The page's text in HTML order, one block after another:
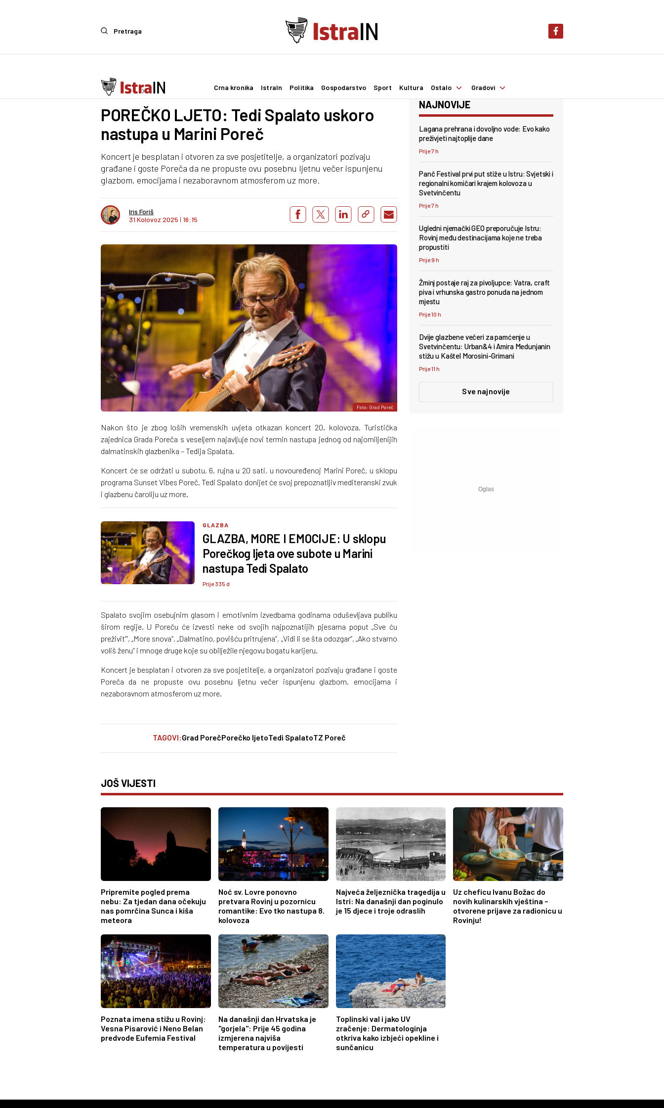
Pretraga
Crna kronika IstraIn Politika Gospodarstvo Sport Kultura Ostalo Gradovi
Ostalo Glazba
POREČKO LJETO: Tedi Spalato uskoro
nastupa u Marini Poreč
Koncert je besplatan i otvoren za sve posjetitelje, a organizatori pozivaju
građane i goste Poreča da ne propuste ovu posebnu ljetnu večer ispunjenu
glazbom, emocijama i nezaboravnom atmosferom uz more.
Iris Foriš
31 Kolovoz 2025 I 16:15
Foto: Grad Poreč
Nakon što je zbog loših vremenskih uvjeta otkazan koncert 20. kolovoza, Turistička
zajednica Grada Poreča s veseljem najavljuje novi termin nastupa jednog od najomiljenijih
dalmatinskih glazbenika – Tedija Spalata.
Koncert će se održati u subotu, 6. rujna u 20 sati, u novouređenoj Marini Poreč, u sklopu
programa Sunset Vibes Poreč. Tedi Spalato donijet će svoj prepoznatljiv mediteranski zvuk
i glazbenu čaroliju uz more.
GLAZBA
GLAZBA, MORE I EMOCIJE: U sklopu
Porečkog ljeta ove subote u Marini
nastupa Tedi Spalato
Prije 335 d
Spalato svojim osebujnim glasom i emotivnim izvedbama godinama oduševljava publiku
širom regije. U Poreču će izvesti neke od svojih najpoznatijih pjesama poput „Sve ću
preživit’“, „More snova“, „Dalmatino, povišću pritrujena“, „Vidi li se šta odozgar“, „Ako stvarno
voliš ženu“ i mnoge druge koje su obilježile njegovu bogatu karijeru.
Koncert je besplatan i otvoren za sve posjetitelje, a organizatori pozivaju građane i goste
Poreča da ne propuste ovu posebnu ljetnu večer ispunjenu glazbom, emocijama i
nezaboravnom atmosferom uz more.
TAGOVI:Grad PorečPorečko ljetoTedi SpalatoTZ Poreč
NAJNOVIJE
Lagana prehrana i dovoljno vode: Evo kako
preživjeti najtoplije dane
Prije 7 h
Panč Festival prvi put stiže u Istru: Svjetski i
regionalni komičari krajem kolovoza u
Svetvinčentu
Prije 7 h
Ugledni njemački GEO preporučuje Istru:
Rovinj među destinacijama koje ne treba
propustiti
Prije 9 h
Žminj postaje raj za pivoljupce: Vatra, craft
piva i vrhunska gastro ponuda na jednom
mjestu
Prije 10 h
Dvije glazbene večeri za pamćenje u
Svetvinčentu: Urban&4 i Amira Medunjanin
stižu u Kaštel Morosini-Grimani
Prije 11 h
Sve najnovije
JOŠ VIJESTI
Pripremite pogled prema
nebu: Za tjedan dana očekuju
nas pomrčina Sunca i kiša
meteora
Noć sv. Lovre ponovno
pretvara Rovinj u pozornicu
romantike: Evo tko nastupa 8.
kolovoza
Najveća željeznička tragedija u
Istri: Na današnji dan poginulo
je 15 djece i troje odraslih
Uz cheficu Ivanu Božac do
novih kulinarskih vještina –
otvorene prijave za radionicu u
Rovinju!
Poznata imena stižu u Rovinj:
Vesna Pisarović i Neno Belan
predvode Eufemia Festival
Na današnji dan Hrvatska je
"gorjela": Prije 45 godina
izmjerena najviša
temperatura u povijesti
Toplinski val i jako UV
zračenje: Dermatologinja
otkriva kako izbjeći opekline i
sunčanicu